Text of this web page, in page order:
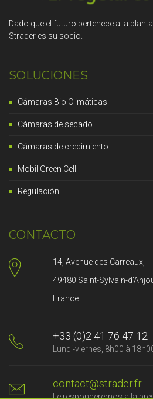
Dado que el futuro pertenece a la
Strader es su socio.
SOLUCIONES
Cámaras Bio Climáticas
Cámaras de secado
Cámaras de crecimiento
Mobil Green Cell
Regulación
CONTACTO
14, Avenue des Carreaux,
49480 Saint-Sylvain-
France
+33 (0)2 41 76 47 12
Lundi-viernes, 8h00 à
contact@strader.fr
Le responderemos a la